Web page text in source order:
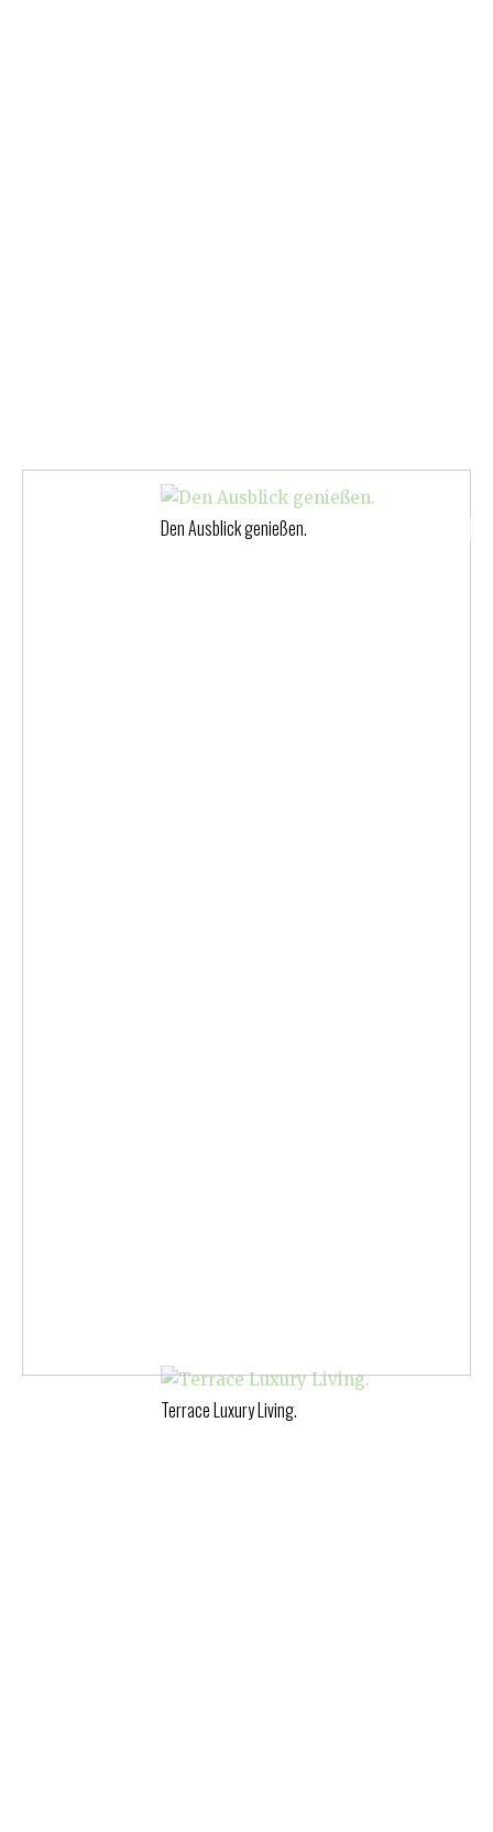
Den Ausblick genießen.
Terrace Luxury Living.